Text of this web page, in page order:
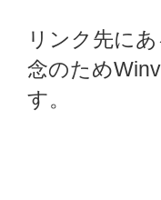
リンク先に
念のため
す。